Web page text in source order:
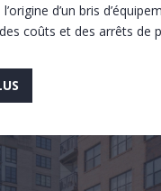
d’un bris
coûts et des arrêts de